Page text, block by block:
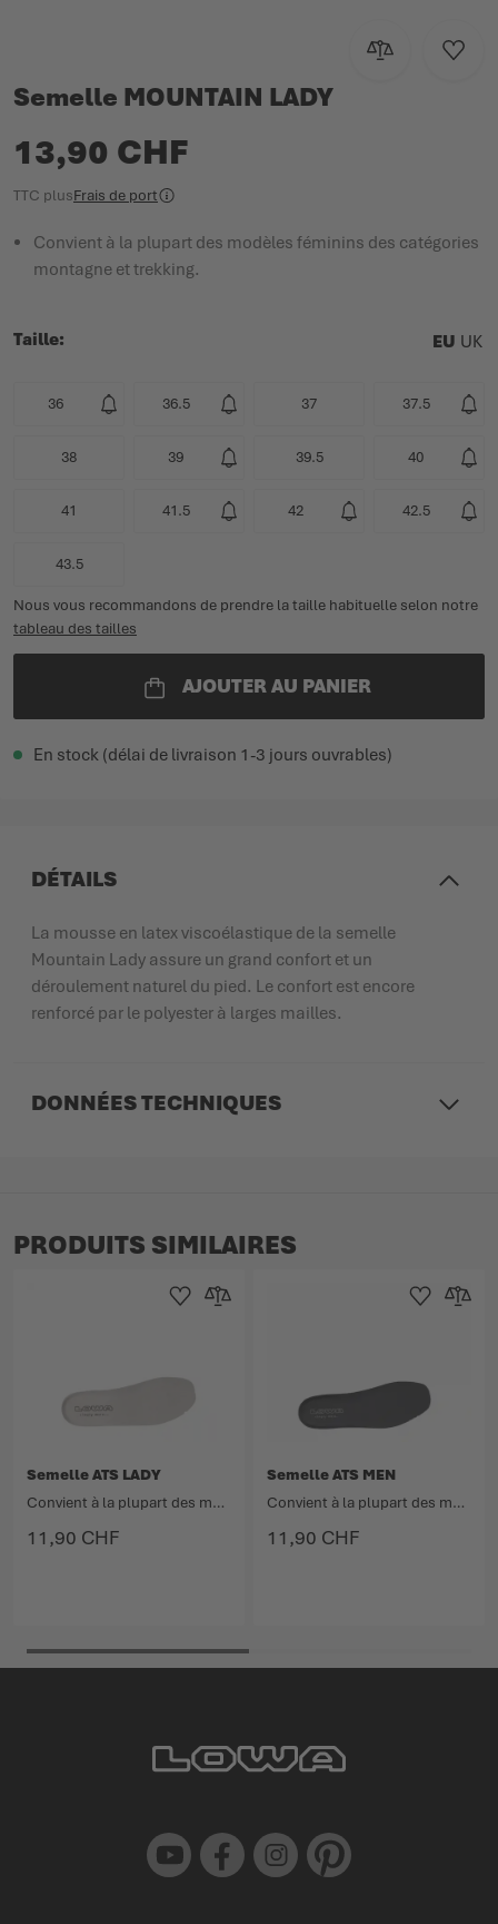
Ajouter au
Semelle MOUNTAIN LADY
13,90 CHF
TTC plusFrais de port
Convient à la plupart des modèles féminins des catégories
montagne et trekking.
Taille EU UK
36 36.5 37 37.5
38 39 39.5 40
41 41.5 42 42.5
43.5
Nous vous recommandons de prendre la taille habituelle selon notre
tableau des tailles
AJOUTER AU PANIER
En stock (délai de livraison 1-3 jours ouvrables)
DÉTAILS
La mousse en latex viscoélastique de la semelle
Mountain Lady assure un grand confort et un
déroulement naturel du pied. Le confort est encore
renforcé par le polyester à larges mailles.
DONNÉES TECHNIQUES
PRODUITS SIMILAIRES
11,90 CHF
Semelle ATS LADY
Convient à la plupart des modèles féminins de la catégorie randonnée légère.
Ajouter à la liste d'achats
Ajouter au comparateur
11,90 CHF
Semelle ATS MEN
Convient à la plupart des modèles masculins de la catégorie randonnée légère.
Ajouter à la
Ajouter
Youtube Facebook Instagram Pinterest